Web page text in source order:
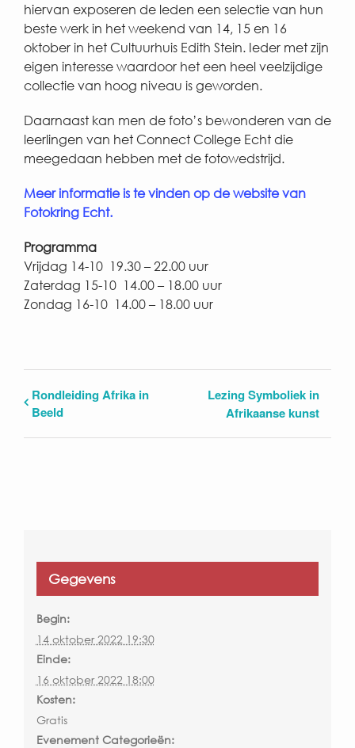
hiervan exposeren de leden een selectie van hun
beste werk in het weekend van 14, 15 en 16
oktober in het Cultuurhuis Edith Stein. Ieder met zijn
eigen interesse waardoor het een heel veelzijdige
collectie van hoog niveau is geworden.
Daarnaast kan men de foto’s bewonderen van de
leerlingen van het Connect College Echt die
meegedaan hebben met de fotowedstrijd.
Meer informatie is te vinden op de website van
Fotokring Echt.
Programma
Vrijdag 14-10 19.30 – 22.00 uur
Zaterdag 15-10 14.00 – 18.00 uur
Zondag 16-10 14.00 – 18.00 uur
Rondleiding Afrika in
Beeld
Lezing Symboliek in
Afrikaanse kunst
Gegevens
Begin:
14 oktober 2022 19:30
Einde:
16 oktober 2022 18:00
Kosten:
Gratis
Evenement Categorieën: